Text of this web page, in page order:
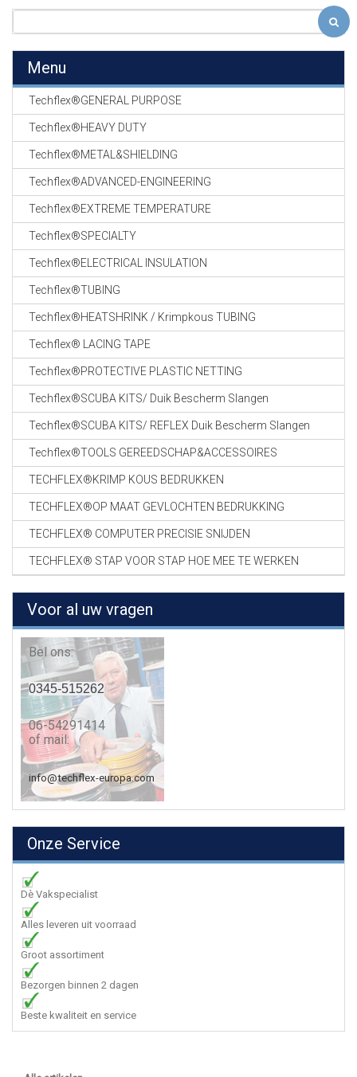
Menu
Techflex®GENERAL PURPOSE
Techflex®HEAVY DUTY
Techflex®METAL&SHIELDING
Techflex®ADVANCED-ENGINEERING
Techflex®EXTREME TEMPERATURE
Techflex®SPECIALTY
Techflex®ELECTRICAL INSULATION
Techflex®TUBING
Techflex®HEATSHRINK / Krimpkous TUBING
Techflex® LACING TAPE
Techflex®PROTECTIVE PLASTIC NETTING
Techflex®SCUBA KITS/ Duik Bescherm Slangen
Techflex®SCUBA KITS/ REFLEX Duik Bescherm Slangen
Techflex®TOOLS GEREEDSCHAP&ACCESSOIRES
TECHFLEX®KRIMP KOUS BEDRUKKEN
TECHFLEX®OP MAAT GEVLOCHTEN BEDRUKKING
TECHFLEX® COMPUTER PRECISIE SNIJDEN
TECHFLEX® STAP VOOR STAP HOE MEE TE WERKEN
Voor al uw vragen
Bel ons:
0345-515262
06-54291414
of mail:
info@techflex-europa.com
Onze Service
Dè Vakspecialist
Alles leveren uit voorraad
Groot assortiment
Bezorgen binnen 2 dagen
Beste kwaliteit en service